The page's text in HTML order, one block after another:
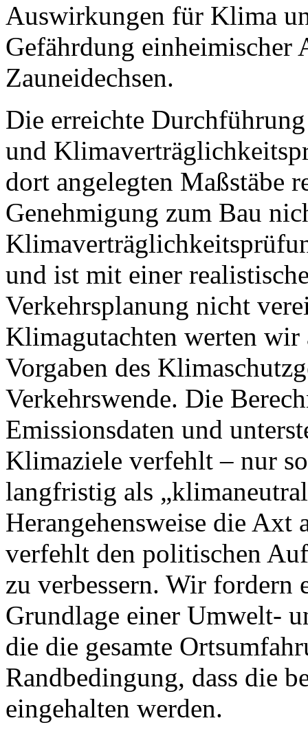
Auswirkungen für Klima
Gefährdung einheimischer
Zauneidechsen.
Die erreichte
und
dort angelegten Maßstäbe
Genehmigung zum Bau
und ist mit einer
Verkehrsplanung nicht
Klimagutachten werten
Vorgaben des
Verkehrswende. Die
Emissionsdaten und
Klimaziele verfehlt – nur
langfristig als
Herangehensweise die
verfehlt den politischen
zu verbessern. Wir fordern
Grundlage einer Umwelt-
die die gesamte
Randbedingung, dass die
eingehalten werden.